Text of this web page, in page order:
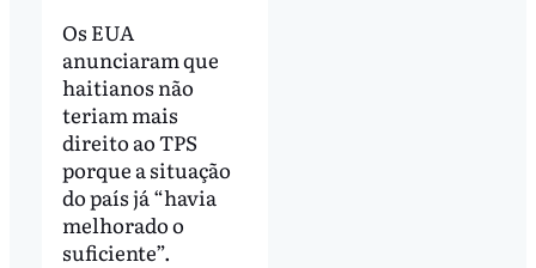
Os EUA
anunciaram que
haitianos não
teriam mais
direito ao TPS
porque a situação
do país já “havia
melhorado o
suficiente”.